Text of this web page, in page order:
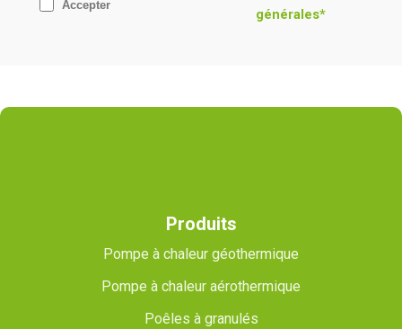
Accepter
générales*
Produits
Pompe à chaleur géothermique
Pompe à chaleur aérothermique
Poêles à granulés